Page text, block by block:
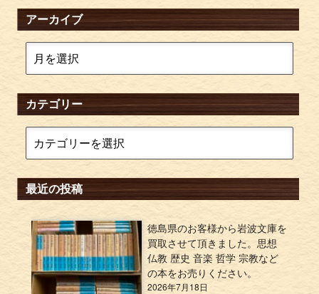
アーカイブ
カテゴリー
最近の投稿
徳島県のお客様から岩波文庫を
買取させて頂きました。思想
仏教 歴史 音楽 哲学 宗教など
の本をお売りください。
2026年7月18日